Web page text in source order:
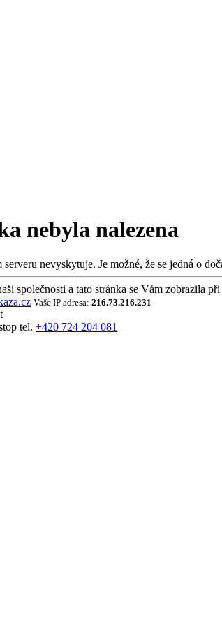
nebyla nalezena
serveru nevyskytuje. Je možné, že se jedná o
společnosti a tato stránka se Vám zobrazila
Vaše IP adresa: 216.73.216.231
tel. +420 724 204 081